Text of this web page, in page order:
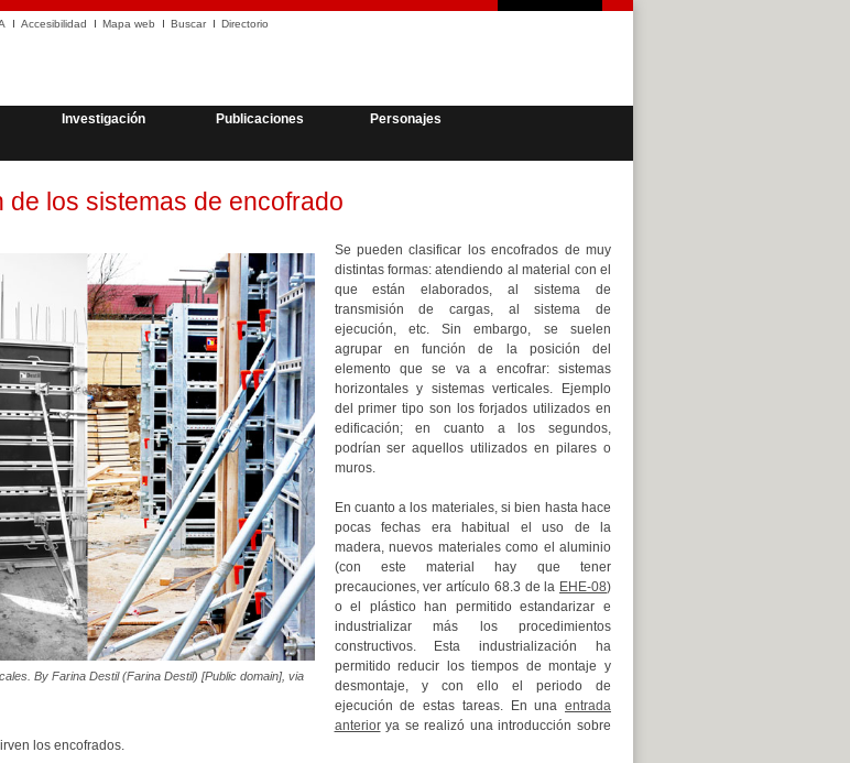
Accesibilidad Mapa web Buscar Directorio
Investigación Publicaciones
Personajes
de los sistemas de encofrado
By Farina Destil (Farina Destil) [Public domain], via
Se pueden clasificar los encofrados de muy
distintas formas: atendiendo al material con el
que están elaborados, al sistema de
transmisión de cargas, al sistema de
ejecución, etc. Sin embargo, se suelen
agrupar en función de la posición del
elemento que se va a encofrar: sistemas
horizontales y sistemas verticales. Ejemplo
del primer tipo son los forjados utilizados en
edificación; en cuanto a los segundos,
podrían ser aquellos utilizados en pilares o
muros.
En cuanto a los materiales, si bien hasta hace
pocas fechas era habitual el uso de la
madera, nuevos materiales como el aluminio
(con este material hay que tener
precauciones, ver artículo 68.3 de la EHE-08)
o el plástico han permitido estandarizar e
industrializar más los procedimientos
constructivos. Esta industrialización ha
permitido reducir los tiempos de montaje y
desmontaje, y con ello el periodo de
ejecución de estas tareas. En una entrada
anteriorya se realizó una introducción sobre
los encofrados.